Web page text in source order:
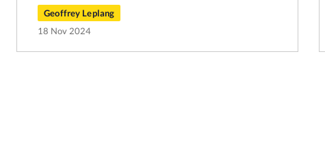
Geoffrey Leplang
18 Nov 2024